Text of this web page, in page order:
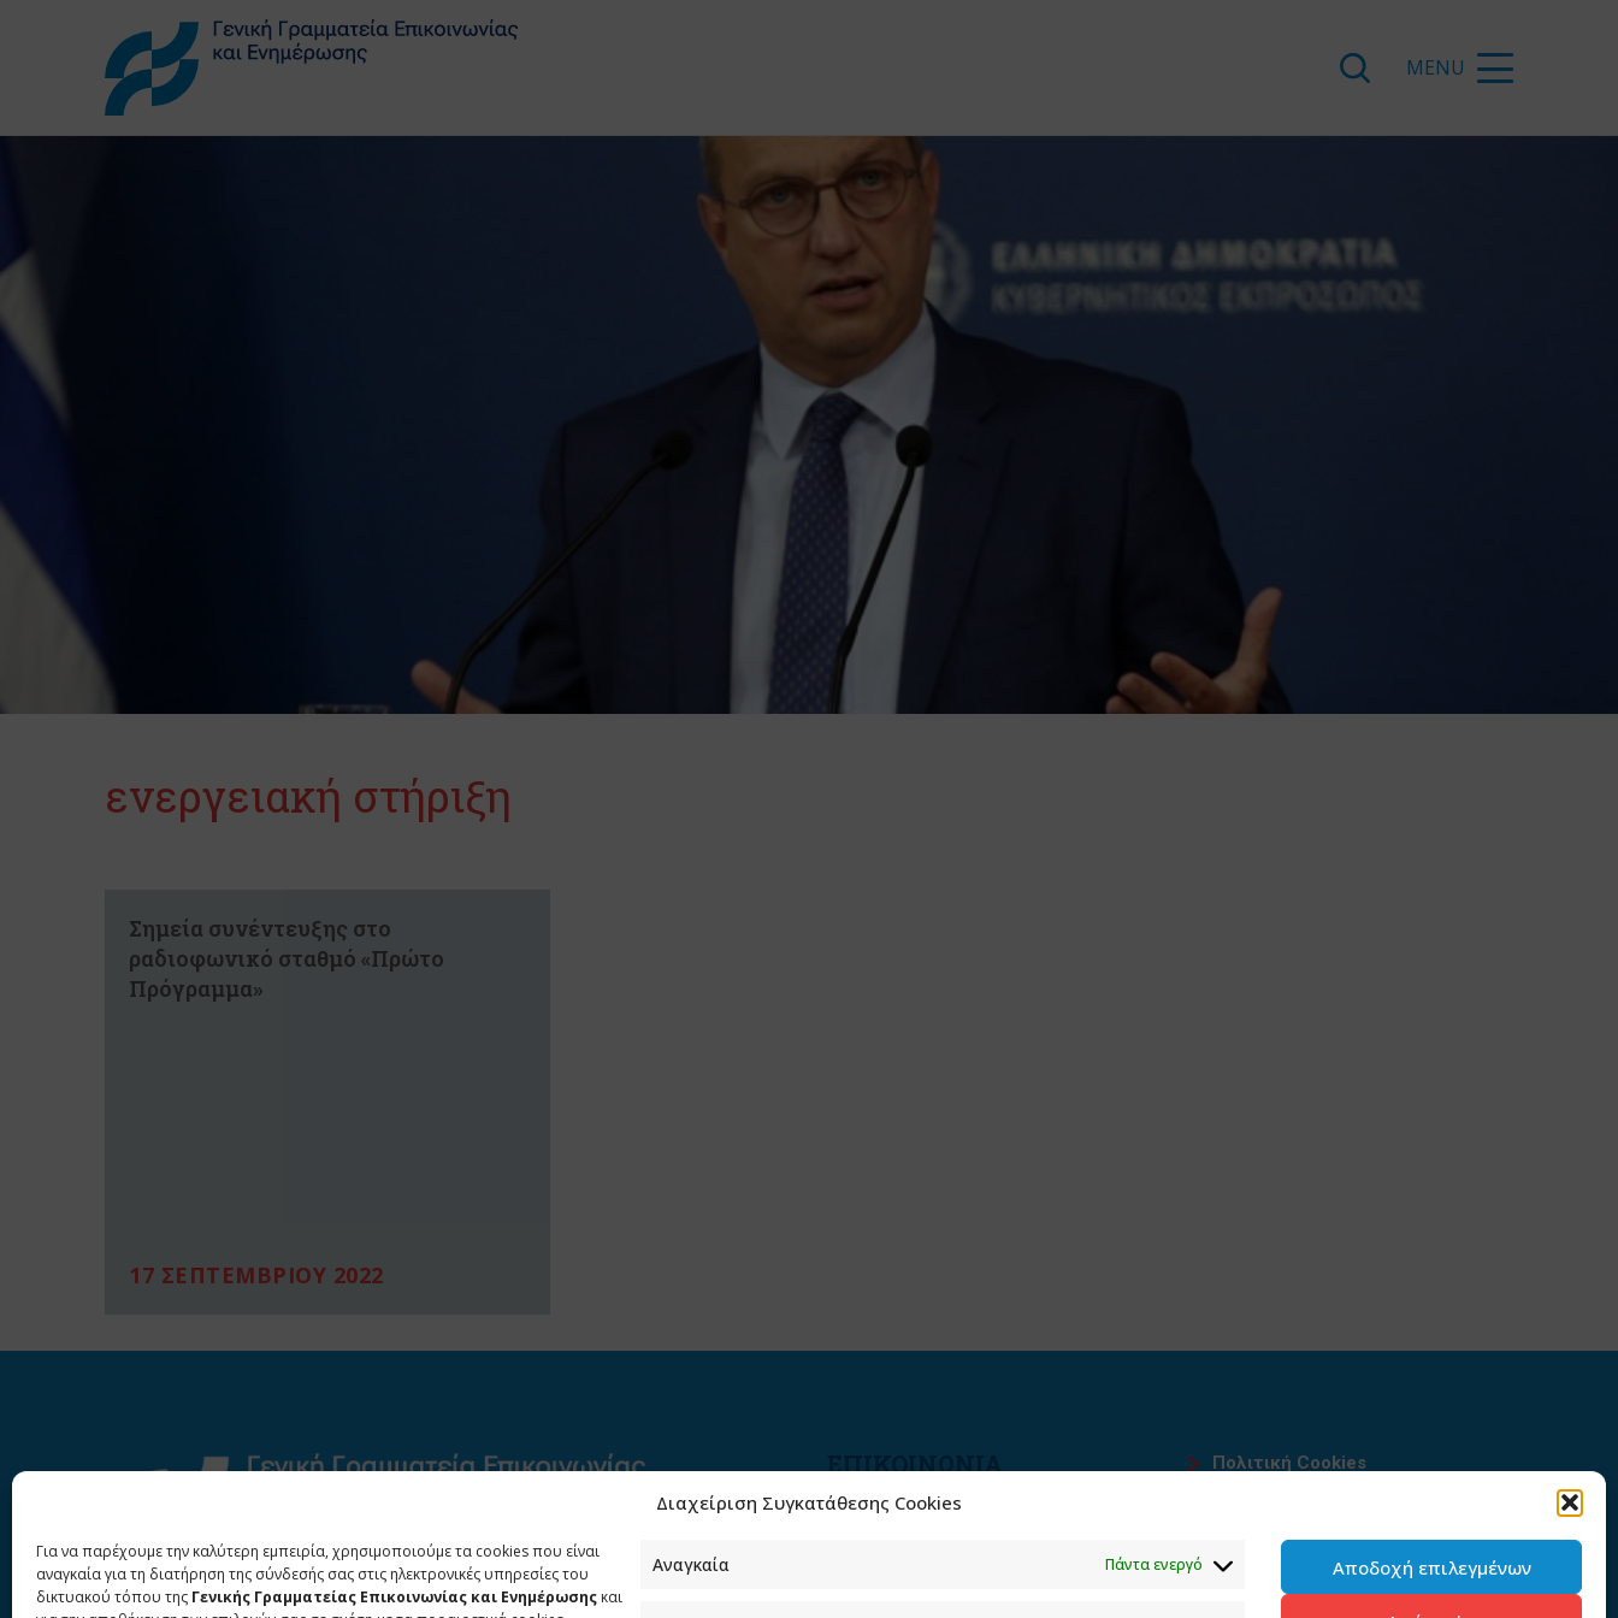
Διαχείριση Συγκατάθεσης Cookies
Για να παρέχουμε την καλύτερη εμπειρία, χρησιμοποιούμε τα cookies που είναι
αναγκαία για τη διατήρηση της σύνδεσής σας στις ηλεκτρονικές υπηρεσίες του
δικτυακού τόπου της Γενικής Γραμματείας Επικοινωνίας και Ενημέρωσης και
Αναγκαία Πάντα ενεργό Αποδοχή επιλεγμένων
ενεργειακή στήριξη
Σημεία συνέντευξης στο
ραδιοφωνικό σταθμό «Πρώτο
Πρόγραμμα»
17 ΣΕΠΤΕΜΒΡΙΟΥ 2022
ΕΠΙΚΟΙΝΩΝΙΑ
Φραγκούδη 11 & Αλεξάνδρου
Πολιτική Cookies
Πολιτική προστασίας
προσωπικών δεδομένων του
παρόντος ιστότοπου